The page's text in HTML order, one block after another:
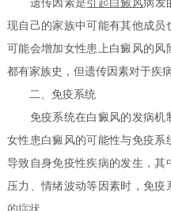
遗传因素是引起白癜风病发
现自己的家族中可能有其他成
可能会增加女性患上白癜风的风
都有家族史，但遗传因素对于疾
二、免疫系统
免疫系统在白癜风的发病机
女性患白癜风的可能性与免疫
导致自身免疫性疾病的发生，
压力、情绪波动等因素时，免疫